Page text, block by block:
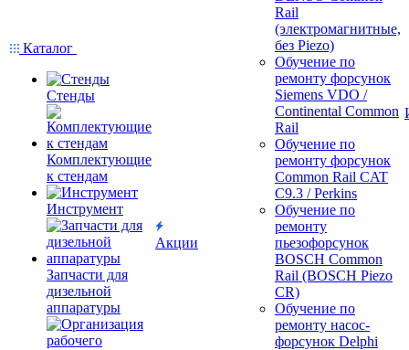
Каталог
Стенды
Комплектующие
к стендам
Инструмент
Запчасти для
дизельной
аппаратуры
Акции
Rail
(электромагнитные,
без Piezo)
Обучение по
ремонту форсунок
Siemens VDO /
Continental Common
Rail
Обучение по
ремонту форсунок
Common Rail CAT
C9.3 / Perkins
Обучение по
ремонту
пьезофорсунок
BOSCH Common
Rail (BOSCH Piezo
CR)
Обучение по
ремонту насос-
форсунок Delphi